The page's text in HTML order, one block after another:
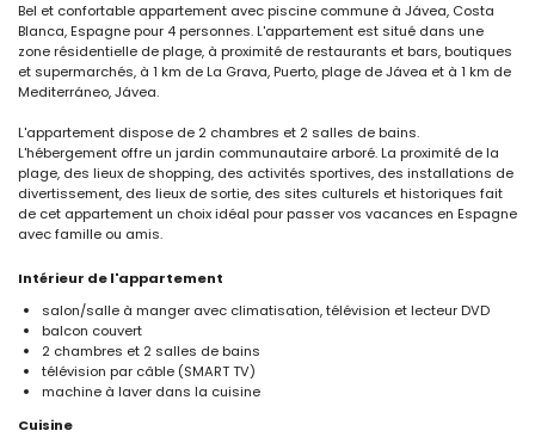
Bel et confortable appartement avec piscine commune à Jávea, Costa
Blanca, Espagne pour 4 personnes. L'appartement est situé dans une
zone résidentielle de plage, à proximité de restaurants et bars, boutiques
et supermarchés, à 1 km de La Grava, Puerto, plage de Jávea et à 1 km de
Mediterráneo, Jávea.
L'appartement dispose de 2 chambres et 2 salles de bains.
L'hébergement offre un jardin communautaire arboré. La proximité de la
plage, des lieux de shopping, des activités sportives, des installations de
divertissement, des lieux de sortie, des sites culturels et historiques fait
de cet appartement un choix idéal pour passer vos vacances en Espagne
avec famille ou amis.
Intérieur de l'appartement
salon/salle à manger avec climatisation, télévision et lecteur DVD
balcon couvert
2 chambres et 2 salles de bains
télévision par câble (SMART TV)
machine à laver dans la cuisine
Cuisine